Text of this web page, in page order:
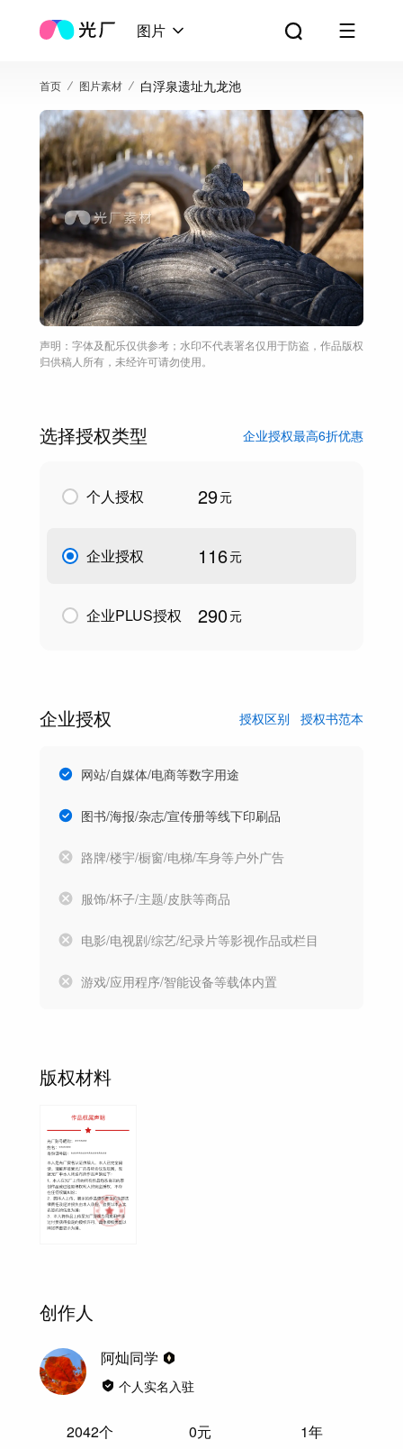
图片
首页 图片素材 白浮泉遗址九龙池
声明：字体及配乐仅供参考；水印不代表署名仅用于防盗，作品版权
归供稿人所有，未经许可请勿使用。
选择授权类型 企业授权最高6折优惠
个人授权 29元
企业授权 116元
企业PLUS授权 290元
企业授权 授权区别 授权书范本
网站/自媒体/电商等数字用途
图书/海报/杂志/宣传册等线下印刷品
路牌/楼宇/橱窗/电梯/车身等户外广告
服饰/杯子/主题/皮肤等商品
电影/电视剧/综艺/纪录片等影视作品或栏目
游戏/应用程序/智能设备等载体内置
版权材料
创作人
阿灿同学
个人实名入驻
2042个 0元 1年